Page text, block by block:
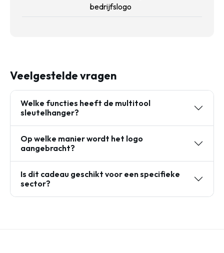
bedrijfslogo
Veelgestelde vragen
Welke functies heeft de multitool
sleutelhanger?
Op welke manier wordt het logo
aangebracht?
Is dit cadeau geschikt voor een specifieke
sector?